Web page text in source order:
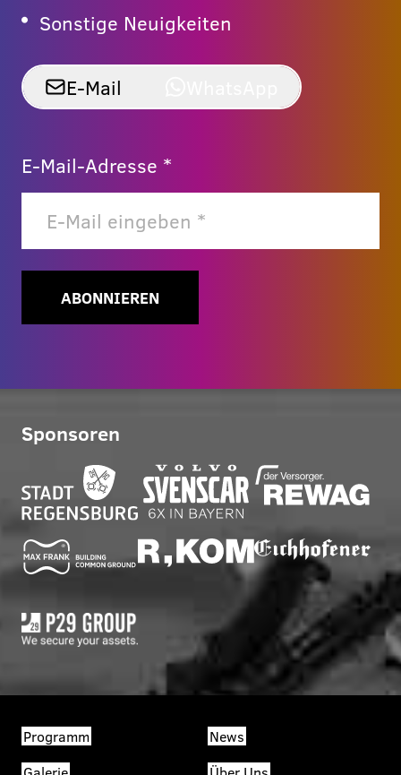
Sonstige Neuigkeiten
E-Mail
E-Mail-Adresse *
ABONNIEREN
Sponsoren
Programm
News